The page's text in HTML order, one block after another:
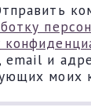
email и
моих